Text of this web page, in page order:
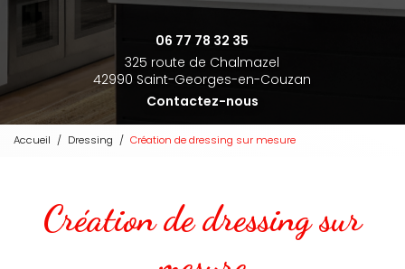
06 77 78 32 35
325 route de Chalmazel
42990 Saint-Georges-en-Couzan
Contactez-nous
Accueil Dressing Création de dressing sur mesure
Création de dressing sur